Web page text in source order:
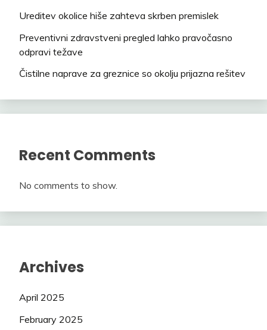
Ureditev okolice hiše zahteva skrben premislek
Preventivni zdravstveni pregled lahko pravočasno
odpravi težave
Čistilne naprave za greznice so okolju prijazna rešitev
Recent Comments
No comments to show.
Archives
April 2025
February 2025